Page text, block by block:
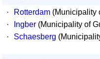
·
Rotterdam (Municipality
·
Ingber (Municipality of
·
Schaesberg